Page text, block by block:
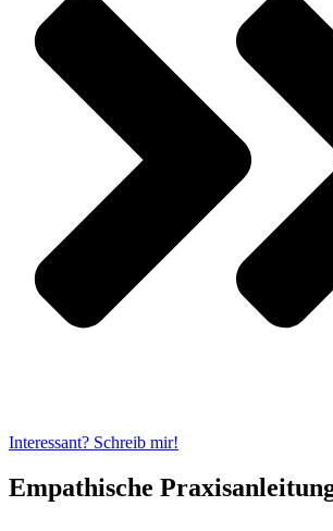
Interessant? Schreib mir!
Empathische